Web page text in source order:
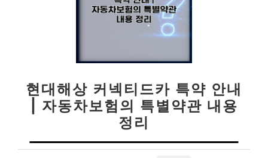
현대해상 커넥티드카 특약 안내
| 자동차보험의 특별약관 내용
정리